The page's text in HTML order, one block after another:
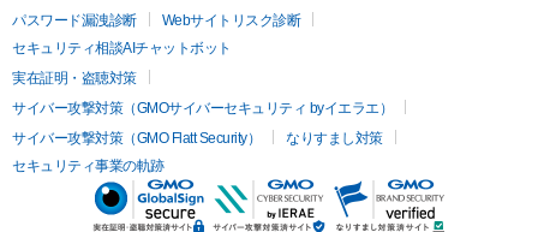
パスワード漏洩診断
Webサイトリスク診断
セキュリティ相談AIチャットボット
実在証明・盗聴対策
サイバー攻撃対策（GMOサイバーセキュリティ byイエラエ）
サイバー攻撃対策（GMO Flatt Security）
なりすまし対策
セキュリティ事業の軌跡